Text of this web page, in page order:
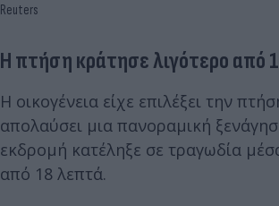
Reuters
Η πτήση κράτησε λιγότερο από
Η οικογένεια είχε επιλέξει την
απολαύσει μια πανοραμική
εκδρομή κατέληξε σε τραγωδία
από 18 λεπτά.